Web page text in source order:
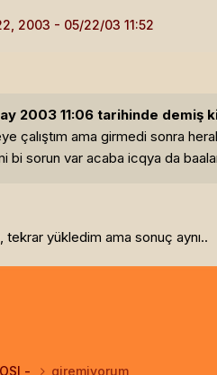
2003
2003 11:06 tarihinde demiş
çalıştım ama girmedi sonra
bi sorun var acaba icqya da
yükledim ama sonuç aynı..
- giremiyorum